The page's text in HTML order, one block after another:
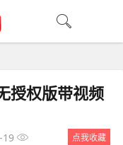
授权版带视频
19 点我收藏